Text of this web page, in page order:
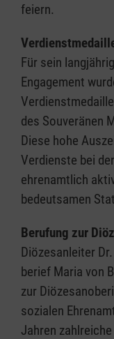
feiern.
Für sein
Engagement
des Souveränen
Diese hohe
Verdienste bei
ehrenamtlich
bedeutsamen
Berufung zur
Diözesanleiter
berief Maria von
zur
sozialen
Jahren